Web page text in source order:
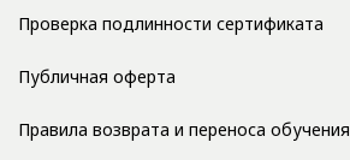
Проверка подлинности сертификата
Публичная оферта
Правила возврата и переноса обучения